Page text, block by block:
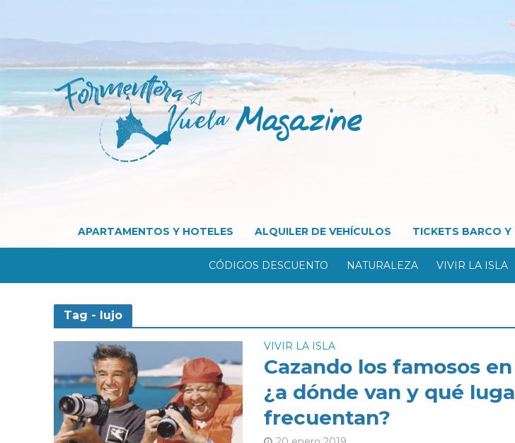
APARTAMENTOS Y HOTELES ALQUILER DE VEHÍCULOS TICKETS BARCO
CÓDIGOS DESCUENTO NATURALEZA VIVIR LA ISLA
Tag - lujo
VIVIR LA ISLA
Cazando los famosos
¿a dónde van y qué
frecuentan?